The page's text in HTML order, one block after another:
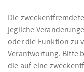
Die
jegliche
oder die Funktion zu
Verantwortung. Bitte
die auf eine